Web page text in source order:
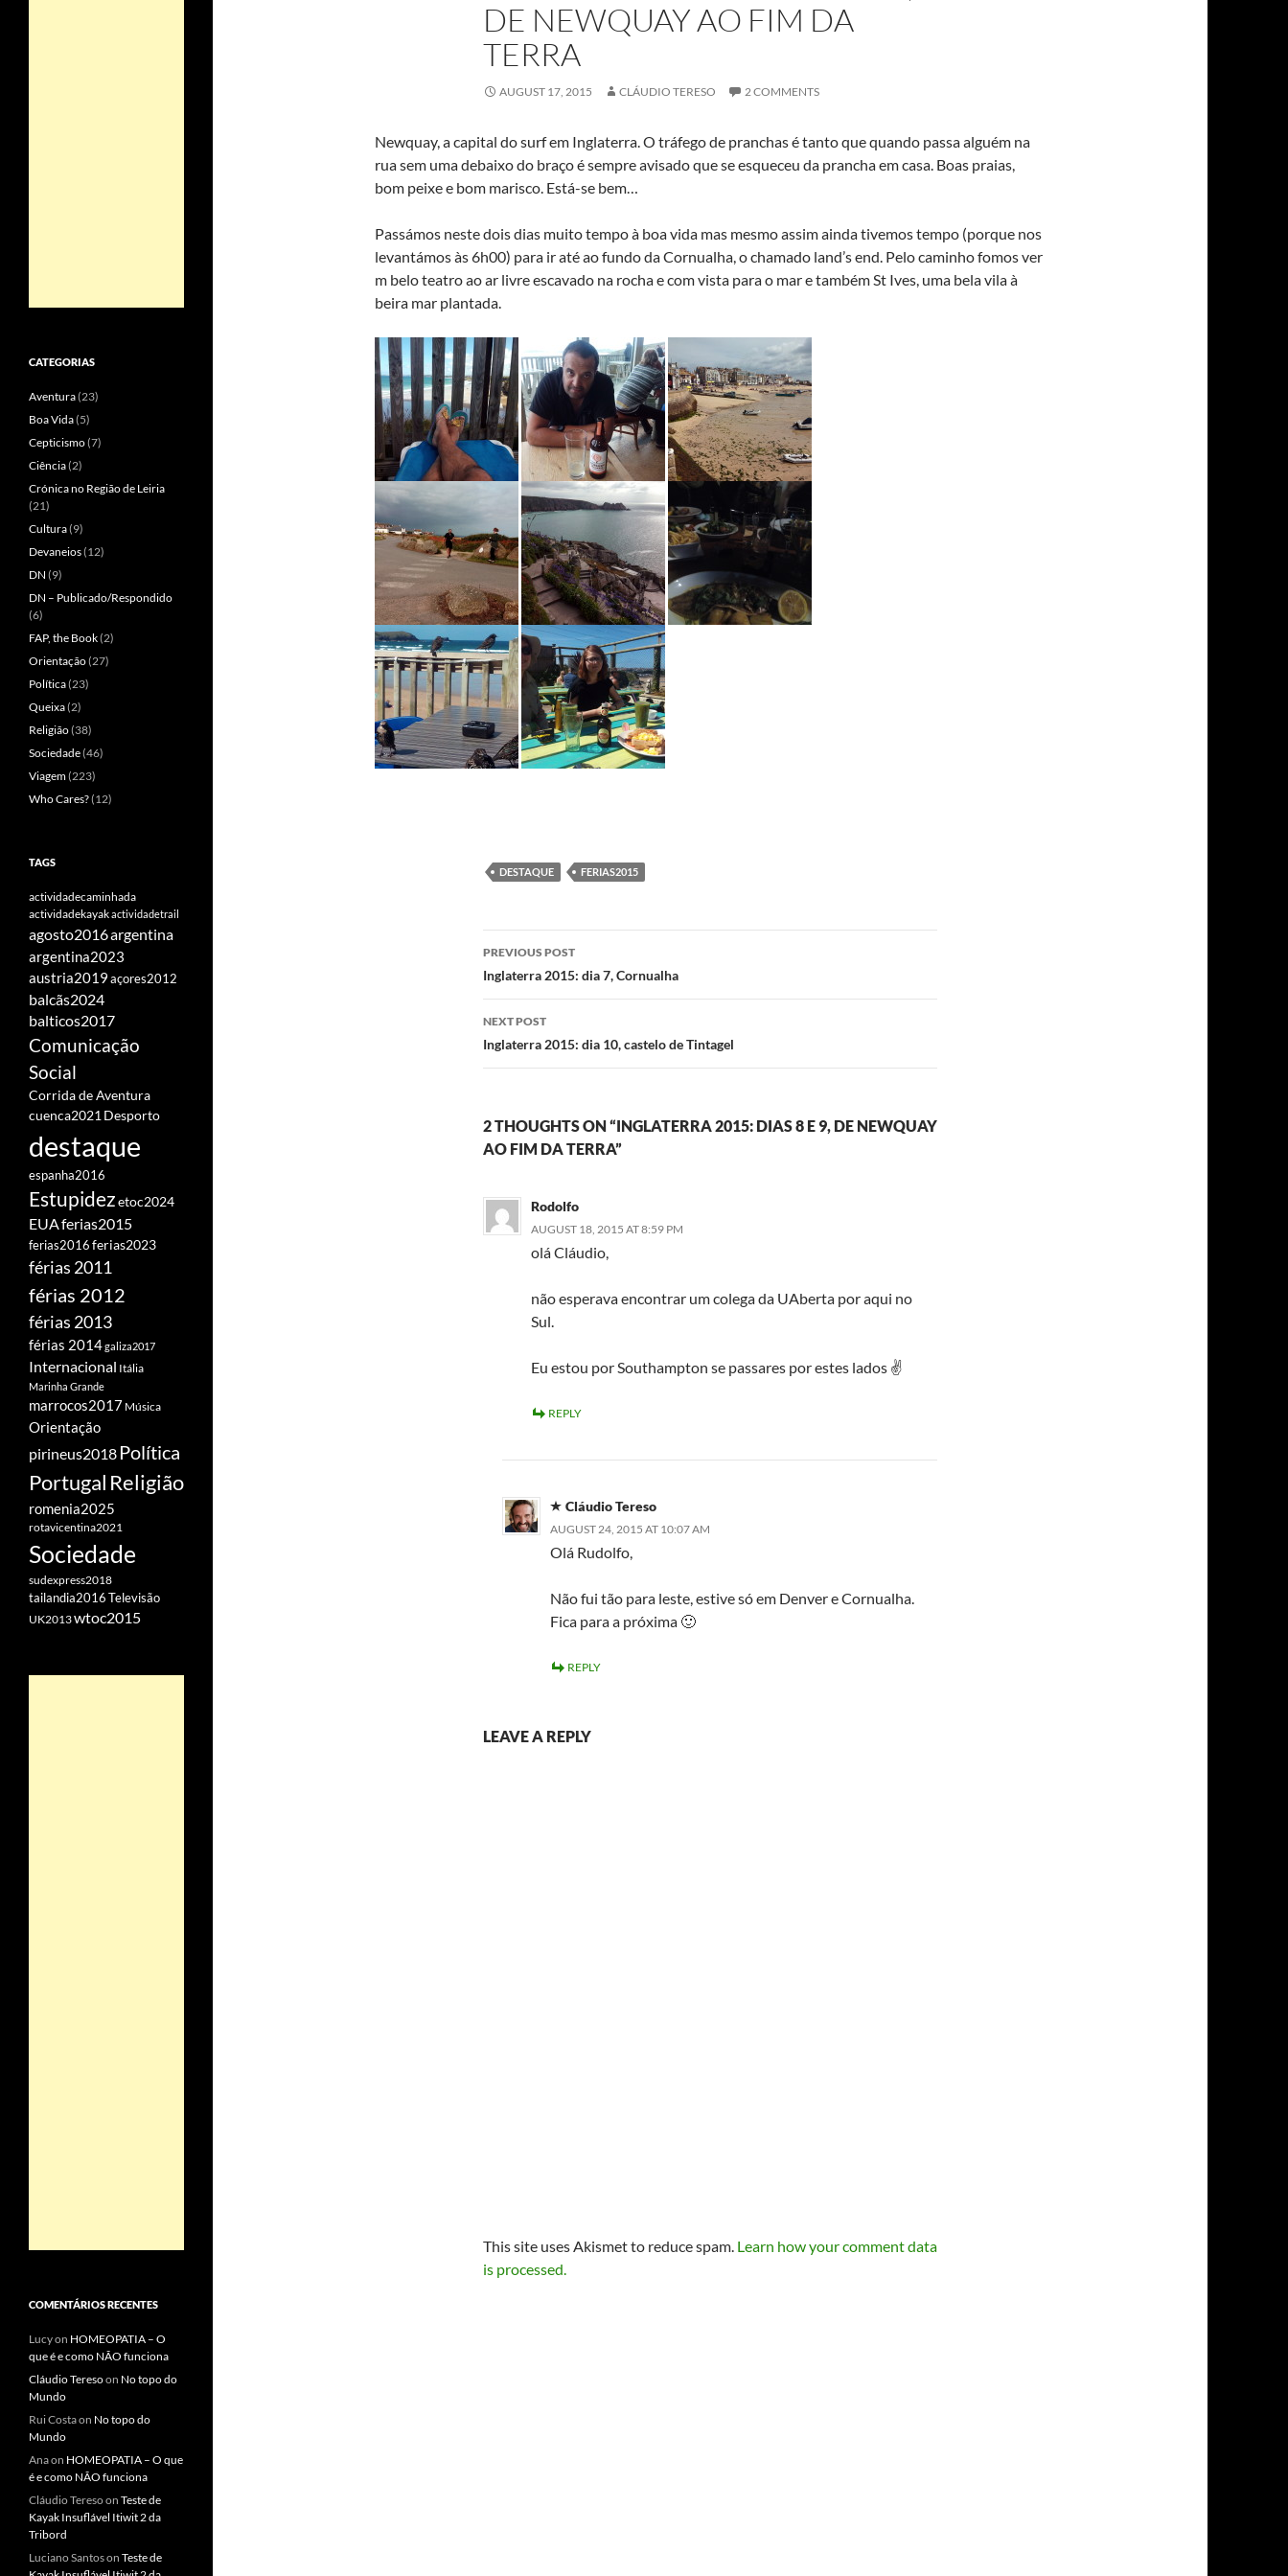
DE NEWQUAY AO FIM DA
TERRA
AUGUST 17, 2015 CLÁUDIO TERESO 2 COMMENTS
Newquay, a capital do surf em Inglaterra. O tráfego de pranchas é tanto que quando passa alguém na
rua sem uma debaixo do braço é sempre avisado que se esqueceu da prancha em casa. Boas praias,
bom peixe e bom marisco. Está-se bem…
Passámos neste dois dias muito tempo à boa vida mas mesmo assim ainda tivemos tempo (porque nos
levantámos às 6h00) para ir até ao fundo da Cornualha, o chamado land’s end. Pelo caminho fomos ver
m belo teatro ao ar livre escavado na rocha e com vista para o mar e também St Ives, uma bela vila à
beira mar plantada.
DESTAQUE FERIAS2015
Post
navigation
PREVIOUS POST
Inglaterra 2015: dia 7, Cornualha
NEXT POST
Inglaterra 2015: dia 10, castelo de Tintagel
2 THOUGHTS ON “INGLATERRA 2015: DIAS 8 E 9, DE NEWQUAY
AO FIM DA TERRA”
Rodolfo
AUGUST 18, 2015 AT 8:59 PM
olá Cláudio,
não esperava encontrar um colega da UAberta por aqui no
Sul.
Eu estou por Southampton se passares por estes lados ✌️
REPLY
Cláudio Tereso
AUGUST 24, 2015 AT 10:07 AM
Olá Rudolfo,
Não fui tão para leste, estive só em Denver e Cornualha.
Fica para a próxima 🙂
REPLY
LEAVE A REPLY
This site uses Akismet to reduce spam. Learn how your comment data
is processed.
CATEGORIAS
Aventura(23)
Boa Vida(5)
Cepticismo(7)
Ciência(2)
Crónica no Região de Leiria
(21)
Cultura(9)
Devaneios(12)
DN (9)
DN – Publicado/Respondido
(6)
FAP, the Book(2)
Orientação(27)
Política(23)
Queixa(2)
Religião(38)
Sociedade(46)
Viagem(223)
Who Cares?(12)
TAGS
actividadecaminhada
actividadekayakactividadetrail
agosto2016argentina
argentina2023
austria2019açores2012
balcãs2024
balticos2017
Comunicação
Social
Corrida de Aventura
cuenca2021 Desporto
destaque
espanha2016
Estupidezetoc2024
EUAferias2015
ferias2016ferias2023
férias 2011
férias 2012
férias 2013
férias 2014galiza2017
Internacional Itália
Marinha Grande
marrocos2017 Música
Orientação
pirineus2018 Política
Portugal Religião
romenia2025
rotavicentina2021
Sociedade
sudexpress2018
tailandia2016Televisão
UK2013wtoc2015
COMENTÁRIOS RECENTES
Lucyon HOMEOPATIA – O
que é e como NÃO funciona
Cláudio Teresoon No topo do
Mundo
Rui Costaon No topo do
Mundo
Anaon HOMEOPATIA – O que
é e como NÃO funciona
Cláudio Teresoon Teste de
Kayak Insuflável Itiwit 2 da
Tribord
Luciano Santoson Teste de